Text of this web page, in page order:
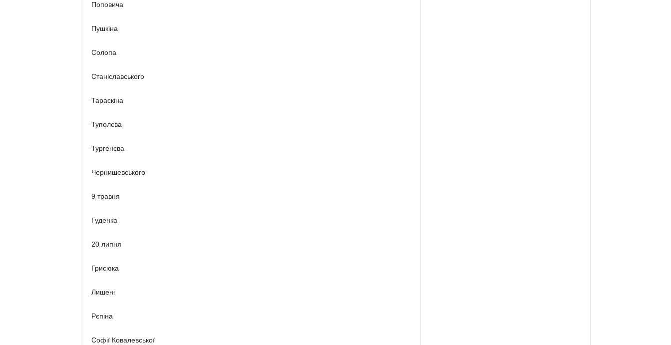
Поповича
Пушкіна
Солопа
Станіславського
Тараскіна
Туполєва
Тургенєва
Чернишевського
9 травня
Гуденка
20 липня
Грисюка
Лишені
Рєпіна
Софії Ковалевської